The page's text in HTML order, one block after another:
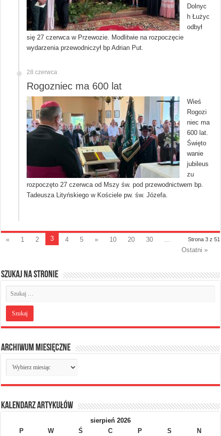
Dolnyc
h Łużyc
odbył
się 27 czerwca w Przewozie. Modlitwie na rozpoczęcie
wydarzenia przewodniczył bp Adrian Put.
28 czerwca
Rogozniec ma 600 lat
Wieś
Rogozi
niec ma
600 lat.
Święto
wanie
jubileus
zu
rozpoczęto 27 czerwca od Mszy św. pod przewodnictwem bp.
Tadeusza Lityńskiego w Kościele pw. św. Józefa.
Strona 3 z 51
« 1 2 3 4 5 » 10 20 30
Ostatni »
Szukaj na stronie
Archiwum miesięczne
Archiwum
miesięczne
Kalendarz artykułów
sierpień 2026
P
W Ś C P S
N